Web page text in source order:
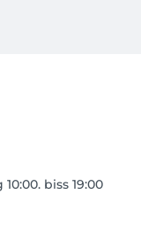
biss 19:00